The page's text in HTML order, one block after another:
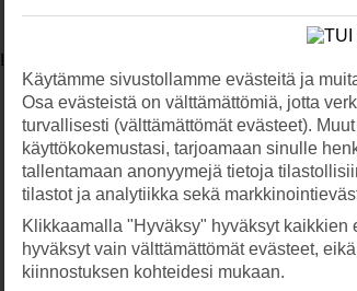
maakunnista. Äkkilähdöt kuukausittain
Käytämme sivustollamme evästeitä ja
Osa evästeistä on välttämättömiä, jotta
turvallisesti (välttämättömät evästeet).
käyttökokemustasi, tarjoamaan sinulle
tallentamaan anonyymejä tietoja
tilastot ja analytiikka sekä
Klikkaamalla "Hyväksy" hyväksyt
hyväksyt vain välttämättömät evästeet,
kiinnostuksen kohteidesi mukaan.